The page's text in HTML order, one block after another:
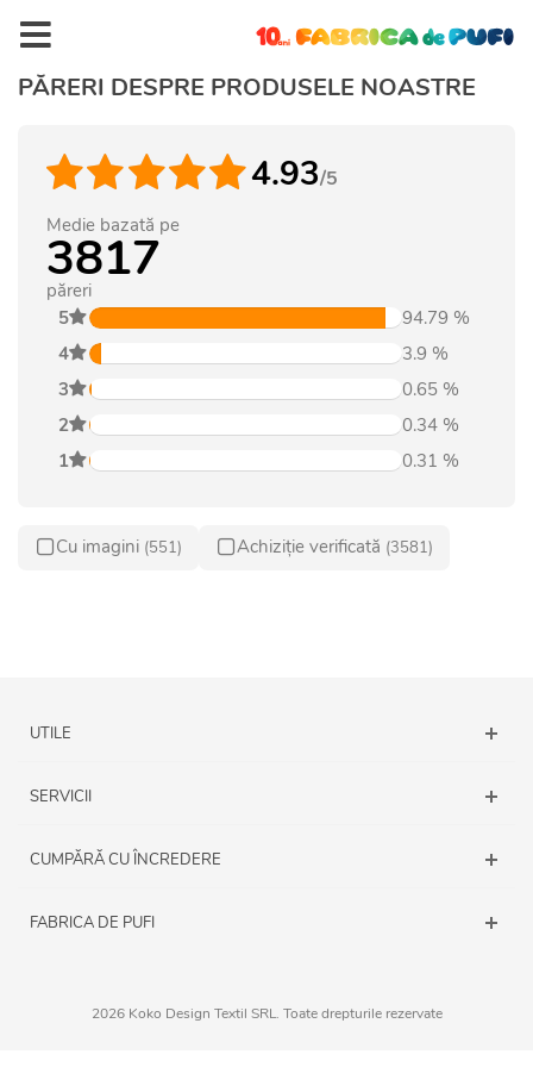
PĂRERI DESPRE PRODUSELE NOASTRE
5 94.79 %
4
3.9 %
3
0.65 %
2
0.34 %
1
0.31 %
4.93/5
Medie bazată pe
3817
păreri
Cu imagini (551) Achiziție verificată (3581)
UTILE
SERVICII
CUMPĂRĂ CU ÎNCREDERE
FABRICA DE PUFI
2026 Koko Design Textil SRL. Toate drepturile rezervate